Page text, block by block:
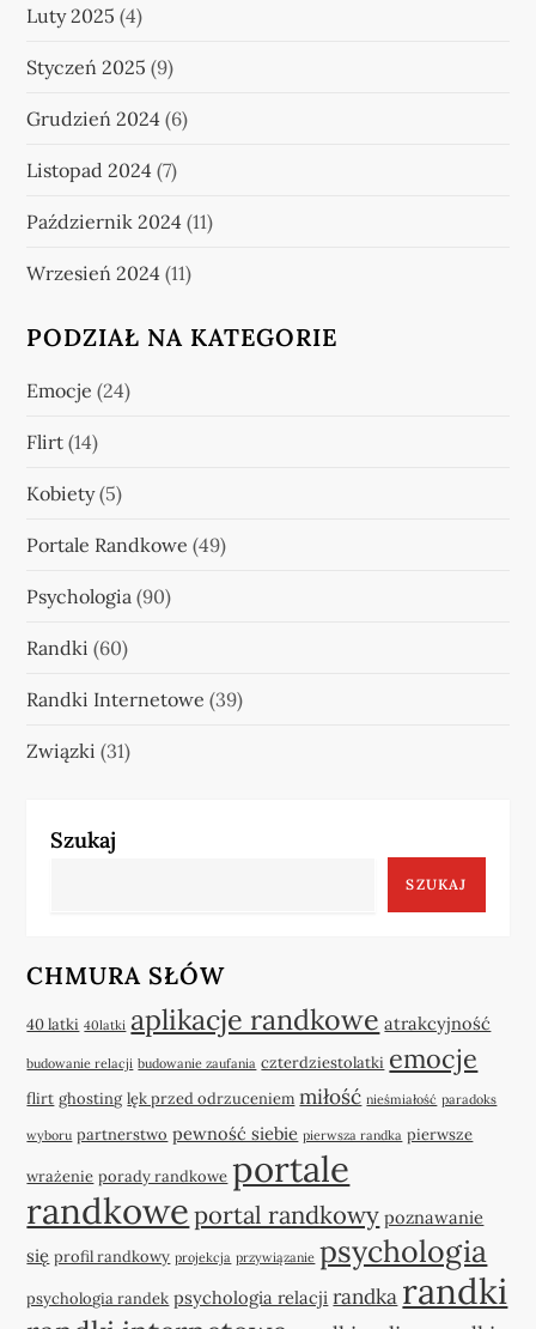
Luty 2025 (4)
Styczeń 2025 (9)
Grudzień 2024 (6)
Listopad 2024 (7)
Październik 2024 (11)
Wrzesień 2024 (11)
PODZIAŁ NA KATEGORIE
Emocje (24)
Flirt (14)
Kobiety(5)
Portale Randkowe (49)
Psychologia (90)
Randki (60)
Randki Internetowe (39)
Związki (31)
Szukaj
SZUKAJ
CHMURA SŁÓW
40 latki 40latki aplikacje randkowe atrakcyjność
budowanie relacji budowanie zaufania czterdziestolatki emocje
flirt ghosting lęk przed odrzuceniem miłość nieśmiałość paradoks
wyboru partnerstwo pewność siebie pierwsza randka pierwsze
wrażenie porady randkowe portale
randkowe portal randkowy poznawanie
się profil randkowy projekcja przywiązanie psychologia
psychologia randek psychologia relacji randka randki